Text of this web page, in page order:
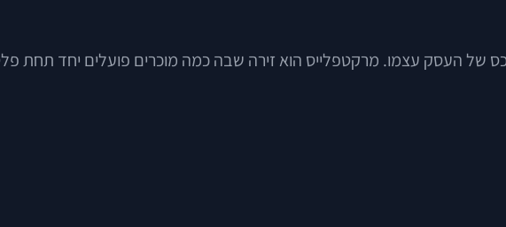
נכס של העסק עצמו. מרקטפלייס הוא זירה שבה כמה מוכרים פועלים יחד